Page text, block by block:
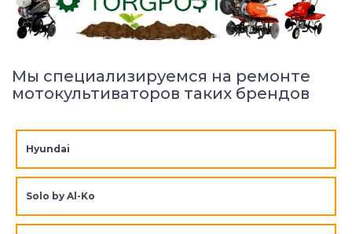
Мы специализируемся на ремонте
мотокультиваторов таких брендов
Hyundai
Solo by Al-Ko